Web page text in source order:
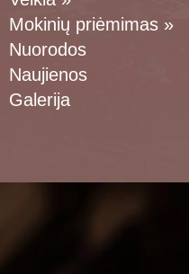
Mokinių priėmimas »
Nuorodos
Naujienos
Galerija